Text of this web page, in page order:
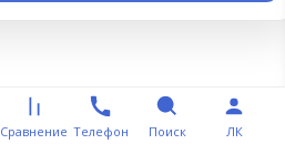
Сравнение Телефон Поиск ЛК